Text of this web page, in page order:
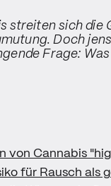
streiten sich die
Doch
Frage:
von Cannabis
für Rausch als